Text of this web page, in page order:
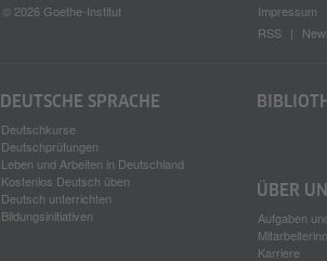
© 2026 Goethe-Institut Impressum
RSS
DEUTSCHE SPRACHE
Deutschkurse
Deutschprüfungen
Leben und Arbeiten in Deutschland
Kostenlos Deutsch üben
Deutsch unterrichten
Bildungsinitiativen
ÜBER
Aufgaben
Karriere